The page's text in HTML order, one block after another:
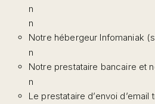
n
n
Notre hébergeur Infomaniak
n
Notre prestataire bancaire et
n
Le prestataire d’envoi d’email